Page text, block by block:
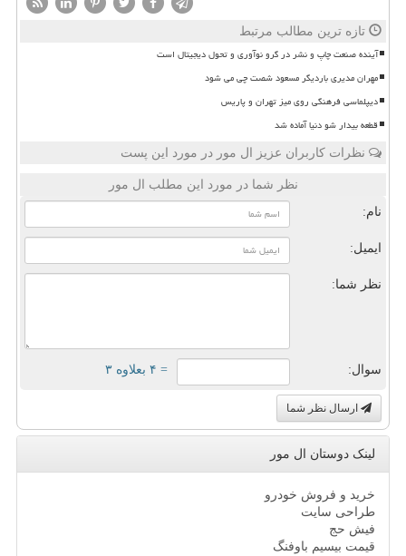
تازه ترین مطالب مرتبط
آینده صنعت چاپ و نشر در گرو نوآوری و تحول دیجیتال است
مهران مدیری باردیگر مسعود شصت چی می شود
دیپلماسی فرهنگی روی میز تهران و پاریس
قطعه بیدار شو دنیا آماده شد
نظرات کاربران عزیز ال مور در مورد این پست
نظر شما در مورد این مطلب ال مور
نام:
ایمیل:
نظر شما:
سوال: = ۴ بعلاوه ۳
ارسال نظر شما
لینک دوستان ال مور
خرید و فروش خودرو
طراحی سایت
فیش حج
قیمت بیسیم باوفنگ